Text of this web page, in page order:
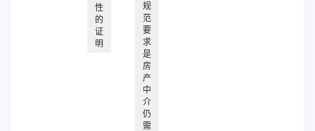
性
的
证
明
规
范
要
求
是
房
产
中
介
仍
需